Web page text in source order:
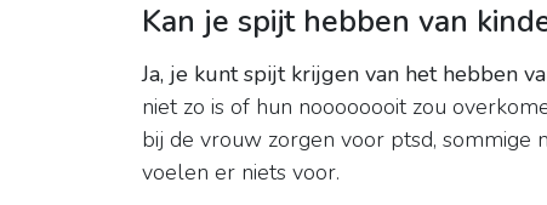
Kan je spijt hebben van
Ja, je kunt spijt krijgen van het hebben
niet zo is of hun noooooooit zou
bij de vrouw zorgen voor ptsd, sommige
voelen er niets voor.